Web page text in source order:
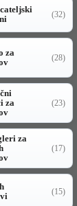
(32)
za
(28)
za
(23)
za
(17)
(15)